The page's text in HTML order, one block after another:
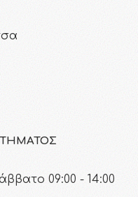
09:00 - 14:00